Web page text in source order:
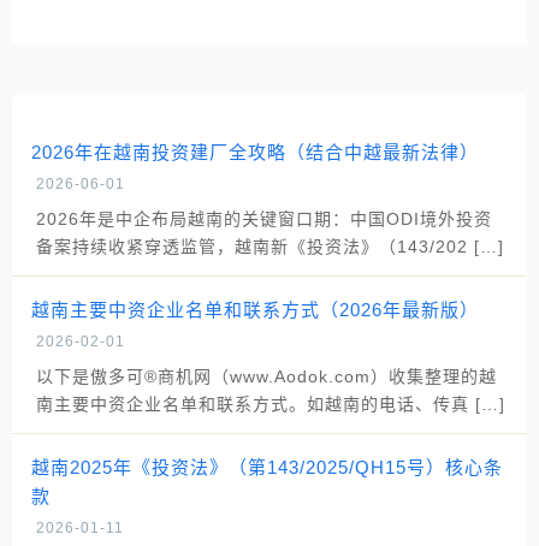
2026年在越南投资建厂全攻略（结合中越最新法律）
2026-06-01
2026年是中企布局越南的关键窗口期：中国ODI境外投资
备案持续收紧穿透监管，越南新《投资法》（143/202 […]
越南主要中资企业名单和联系方式（2026年最新版）
2026-02-01
以下是傲多可®商机网（www.Aodok.com）收集整理的越
南主要中资企业名单和联系方式。如越南的电话、传真 […]
越南2025年《投资法》（第143/2025/QH15号）核心条
款
2026-01-11